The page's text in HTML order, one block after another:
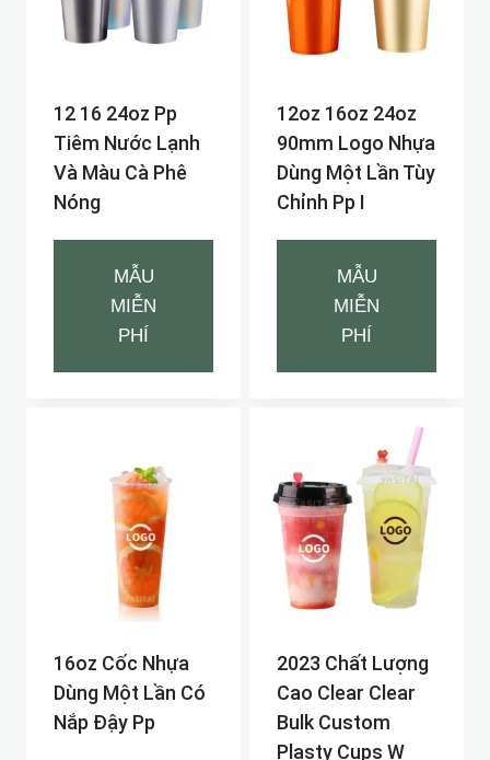
12 16 24oz Pp
Tiêm Nước Lạnh
Và Màu Cà Phê
Nóng
MẪU
MIỄN
PHÍ
12oz 16oz 24oz
90mm Logo Nhựa
Dùng Một Lần Tùy
Chỉnh Pp I
MẪU
MIỄN
PHÍ
16oz Cốc Nhựa
Dùng Một Lần Có
Nắp Đậy Pp
2023 Chất Lượng
Cao Clear Clear
Bulk Custom
Plasty Cups W